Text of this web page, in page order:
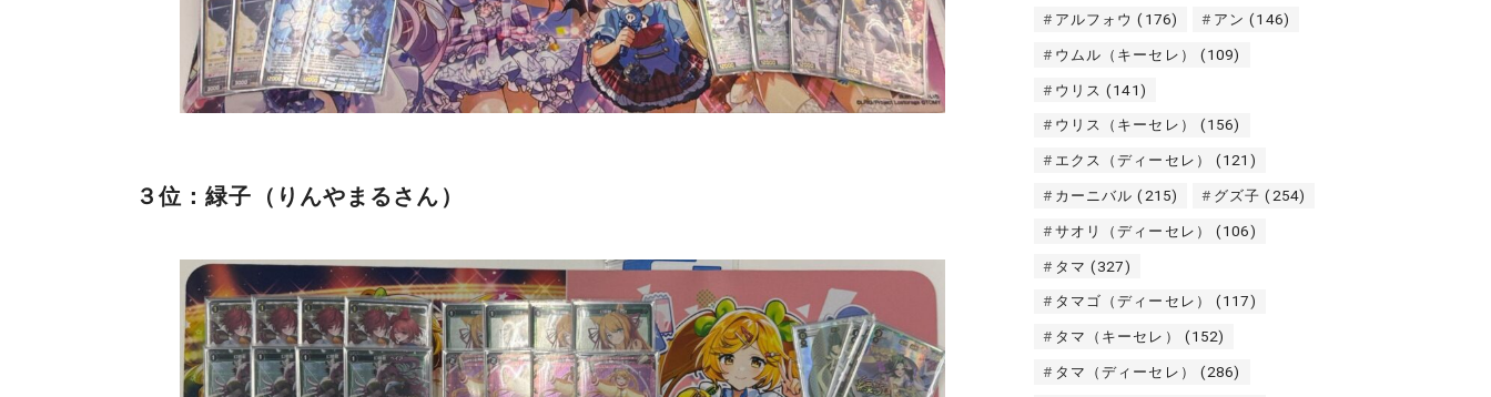
３位：緑子（りんやまるさん）
アルフォウ (176) アン (146)
ウムル（キーセレ） (109)
ウリス (141)
ウリス（キーセレ） (156)
エクス（ディーセレ） (121)
カーニバル (215) グズ子 (254)
サオリ（ディーセレ） (106)
タマ (327)
タマゴ（ディーセレ） (117)
タマ（キーセレ） (152)
タマ（ディーセレ） (286)